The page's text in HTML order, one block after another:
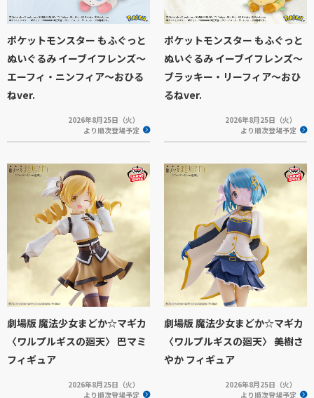
ポケットモンスター もふぐっと
ぬいぐるみ イーブイフレンズ～
エーフィ・ニンフィア～おひる
ねver.
2026年8月25日（火）
より順次登場予定
ポケットモンスター もふぐっと
ぬいぐるみ イーブイフレンズ～
ブラッキー・リーフィア～おひ
るねver.
2026年8月25日（火）
より順次登場予定
劇場版 魔法少女まどか☆マギカ
〈ワルプルギスの廻天〉 巴マミ
フィギュア
2026年8月25日（火）
より順次登場予定
劇場版 魔法少女まどか☆マギカ
〈ワルプルギスの廻天〉 美樹さ
やか フィギュア
2026年8月25日（火）
より順次登場予定